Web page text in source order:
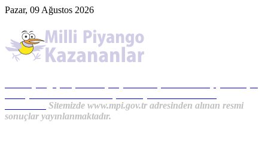
Pazar, 09 Ağustos 2026
Sitemizde www.mpi.gov.tr adresinden alınan resmi
sonuçlar yayınlanmaktadır.